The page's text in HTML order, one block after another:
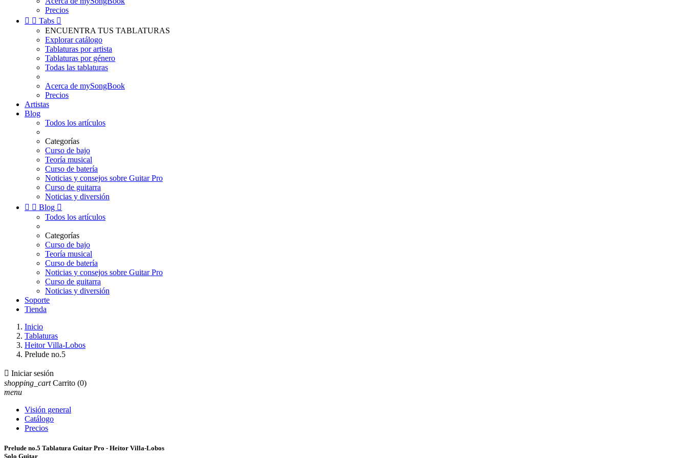
Precios
  Tabs 
ENCUENTRA TUS TABLATURAS
Explorar catálogo
Tablaturas por artista
Tablaturas por género
Todas las tablaturas
Acerca de mySongBook
Precios
Artistas
Blog
Todos los artículos
Categorías
Curso de bajo
Teoría musical
Curso de batería
Noticias y consejos sobre Guitar Pro
Curso de guitarra
Noticias y diversión
  Blog 
Todos los artículos
Categorías
Curso de bajo
Teoría musical
Curso de batería
Noticias y consejos sobre Guitar Pro
Curso de guitarra
Noticias y diversión
Soporte
Tienda
Inicio
Tablaturas
Heitor Villa-Lobos
Prelude no.5
 Iniciar sesión
shopping_cart Carrito (0)
menu
Visión general
Catálogo
Precios
Prelude no.5 Tablatura Guitar Pro - Heitor Villa-Lobos
Solo Guitar